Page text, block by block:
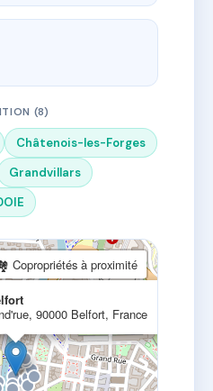
(8)
Châtenois-les-Forges
Grandvillars
90000 Belfort, France
Copropriétés à proximité